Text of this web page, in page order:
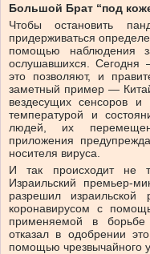
Большой Брат “под
Чтобы остановить
придерживаться
помощью наблюдения
ослушавшихся.
это позволяют, и
заметный пример —
вездесущих сенсоров
температурой и
людей, их
приложения
носителя вируса.
И так происходит не
Израильский премьер-
разрешил израильской
коронавирусом с
применяемой в
отказал в одобрении
помощью чрезвычайного